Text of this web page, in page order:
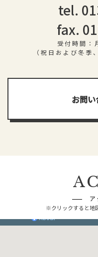
tel.
fax.
受付時間
（祝日および冬季
お問
※クリックすると地